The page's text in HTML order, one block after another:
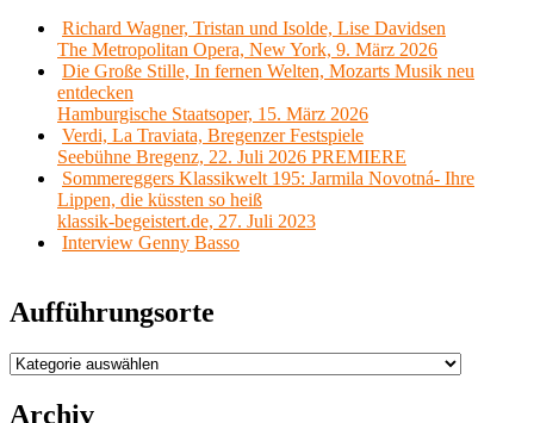
Richard Wagner, Tristan und Isolde, Lise Davidsen
The Metropolitan Opera, New York, 9. März 2026
Die Große Stille, In fernen Welten, Mozarts Musik neu
entdecken
Hamburgische Staatsoper, 15. März 2026
Verdi, La Traviata, Bregenzer Festspiele
Seebühne Bregenz, 22. Juli 2026 PREMIERE
Sommereggers Klassikwelt 195: Jarmila Novotná- Ihre
Lippen, die küssten so heiß
klassik-begeistert.de, 27. Juli 2023
Interview Genny Basso
Aufführungsorte
Aufführungsorte
Archiv